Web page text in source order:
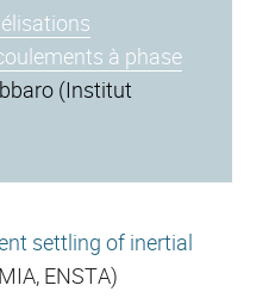
à phase
(Institut
settling of inertial
ENSTA)